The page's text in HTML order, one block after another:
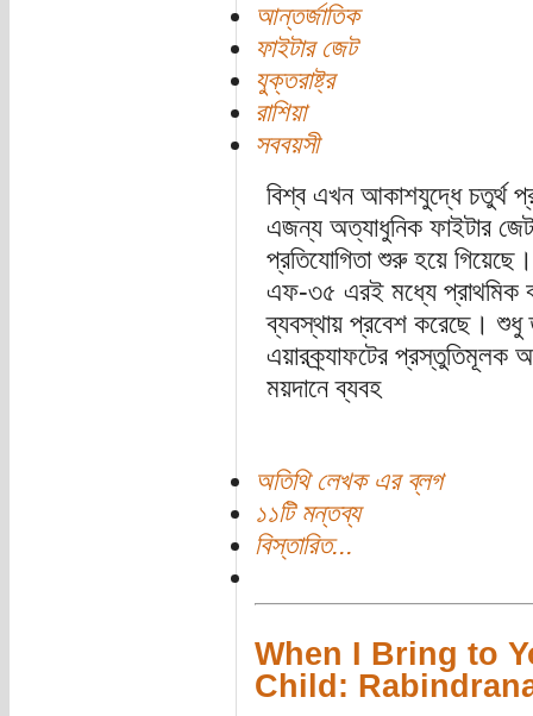
আন্তর্জাতিক
ফাইটার জেট
যুক্তরাষ্ট্র
রাশিয়া
সববয়সী
বিশ্ব এখন আকাশযুদ্ধে চতুর্থ
এজন্য অত্যাধুনিক ফাইটার জেট
প্রতিযোগিতা শুরু হয়ে
এফ-৩৫ এরই মধ্যে প্রাথমিক
ব্যবস্থায় প্রবেশ করেছে। শুধু
এয়ারক্র্যাফটের প্রস্তুতিমূলক
ময়দানে ব্যবহ
অতিথি লেখক এর ব্লগ
১১টি মন্তব্য
বিস্তারিত...
When I Bring to
Child: